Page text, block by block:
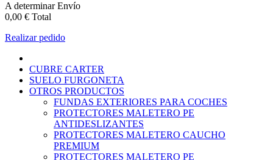
A determinarEnvío
0,00 € Total
Realizar pedido
CUBRE CARTER
SUELO FURGONETA
OTROS PRODUCTOS
FUNDAS EXTERIORES PARA COCHES
PROTECTORES MALETERO PE
ANTIDESLIZANTES
PROTECTORES MALETERO CAUCHO
PREMIUM
PROTECTORES MALETERO PE